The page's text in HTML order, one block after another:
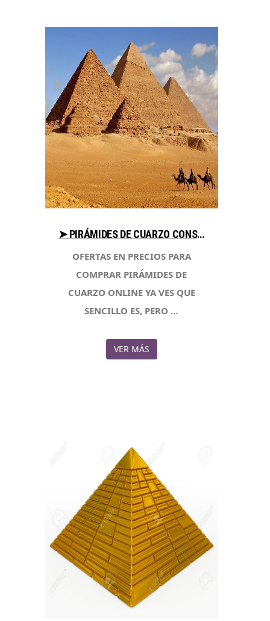
➤ PIRÁMIDES DE CUARZO CONSEJOS AL COMPRAR EN LIBRERIAESOTERICA.NET
OFERTAS EN PRECIOS PARA
COMPRAR PIRÁMIDES DE
CUARZO ONLINE YA VES QUE
SENCILLO ES, PERO …
VER MÁS